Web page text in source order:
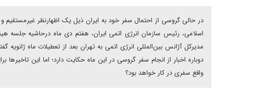
در حالی گروسی از احتمال سفر خود به ایران ذیل یک اظهارنظر غیرمستقیم
اسلامی، رئیس سازمان انرژی اتمی ایران، هفتم دی ماه درحاشیه جلسه
مدیرکل آژانس بین‌المللی انرژی اتمی به تهران بعد از تعطیلات ماه ژانویه
دوباره اخبار از انجام سفر گروسی در این ماه حکایت دارد؛ اما این
واقع سفری در کار خواهد بود؟